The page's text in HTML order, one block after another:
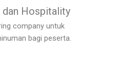
dan Hospitality
company untuk
bagi peserta.